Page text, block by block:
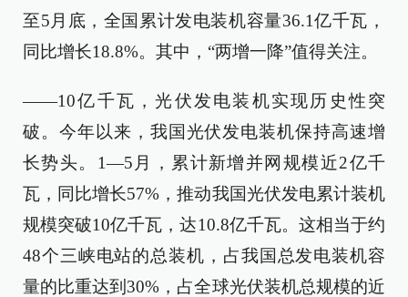
至5月底，全国累计发电装机容量36.1亿千瓦，
同比增长18.8%。其中，“两增一降”值得关注。
——10亿千瓦，光伏发电装机实现历史性突
破。今年以来，我国光伏发电装机保持高速增
长势头。1—5月，累计新增并网规模近2亿千
瓦，同比增长57%，推动我国光伏发电累计装机
规模突破10亿千瓦，达10.8亿千瓦。这相当于约
48个三峡电站的总装机，占我国总发电装机容
量的比重达到30%，占全球光伏装机总规模的近